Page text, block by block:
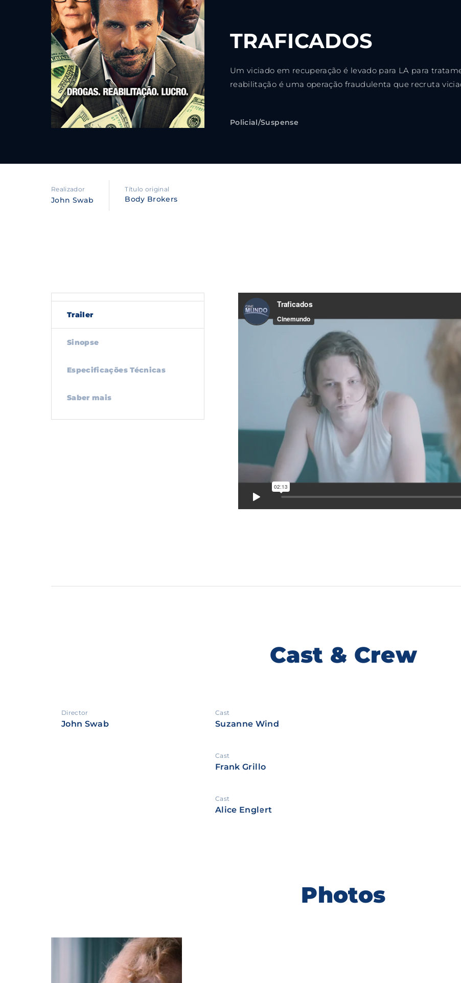
TRAFICADOS
Um viciado em recuperação é levado para LA para
reabilitação é uma operação fraudulenta que recruta
Policial/Suspense
Realizador
John Swab
Título original
Body Brokers
Trailer
Sinopse
Especificações Técnicas
Saber mais
Cast & Crew
Director
John Swab
Cast
Suzanne Wind
Cast
Frank Grillo
Cast
Alice Englert
Photos
By signing in, you agree to
policy